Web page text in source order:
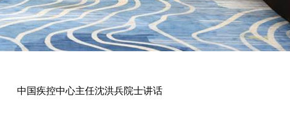
中国疾控中心主任沈洪兵院士讲话